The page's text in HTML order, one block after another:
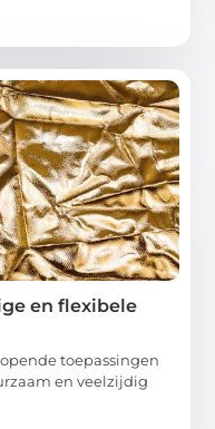
en flexibele
toepassingen
en veelzijdig